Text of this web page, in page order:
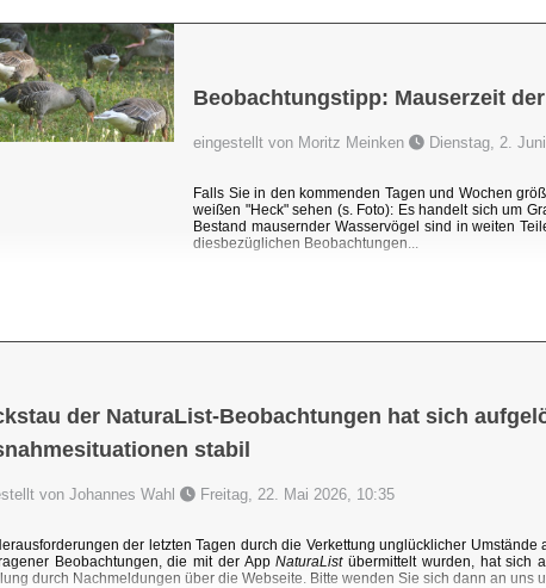
Beobachtungstipp: Mauserzeit
eingestellt von Moritz Meinken Dienstag, 2.
Falls Sie in den kommenden Tagen und Wochen
weißen "Heck" sehen (s. Foto): Es handelt sich um
Bestand mausernder Wasservögel sind in weiten
diesbezüglichen Beobachtungen...
der NaturaList-Beobachtungen hat sich
stabil
von Johannes Wahl Freitag, 22. Mai 2026, 10:35
der letzten Tagen durch die Verkettung unglücklicher
Beobachtungen, die mit der AppNaturaListübermittelt wurden, hat sich
durch Nachmeldungen über die Webseite. Bitte wenden Sie sich dann an uns